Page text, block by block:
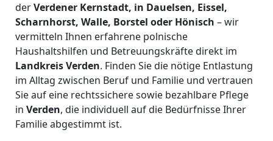
derVerdener Kernstadt, in Dauelsen, Eissel,
Scharnhorst, Walle, Borstel oder Hönisch – wir
vermitteln Ihnen erfahrene polnische
Haushaltshilfen und Betreuungskräfte direkt im
Landkreis Verden. Finden Sie die nötige Entlastung
im Alltag zwischen Beruf und Familie und vertrauen
Sie auf eine rechtssichere sowie bezahlbare Pflege
in Verden, die individuell auf die Bedürfnisse Ihrer
Familie abgestimmt ist.